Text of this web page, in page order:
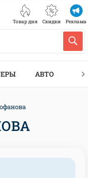
Товар дня Скидки Реклама
АВТО